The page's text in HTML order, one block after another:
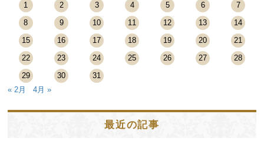
1 2 3 4 5 6
7
8
9 10 11 12 13
14
15
16 17 18 19 20
21
22
23 24 25 26 27
28
29
30
31
« 2月
4月 »
最近の記事